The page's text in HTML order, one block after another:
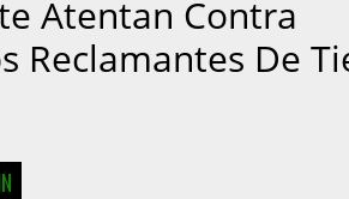
Atentan Contra
Reclamantes De